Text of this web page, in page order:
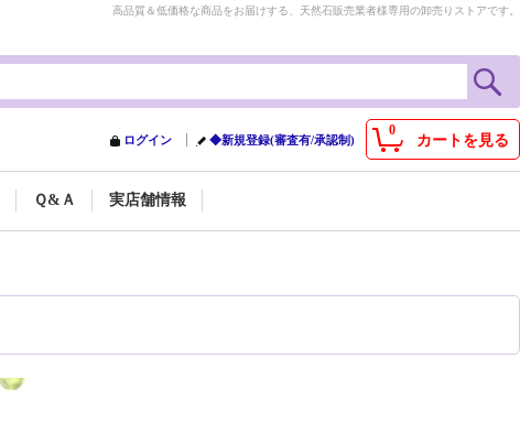
高品質＆低価格な商品をお届けする、天然石販売業者様専用の卸売りストアです。
0
カートを見る
ログイン ◆新規登録(審査有/承認制)
Ｑ&Ａ 実店舗情報